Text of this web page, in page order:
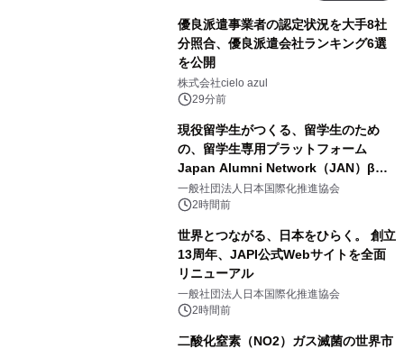
優良派遣事業者の認定状況を大手8社
分照合、優良派遣会社ランキング6選
を公開
株式会社cielo azul
29分前
現役留学生がつくる、留学生のため
の、留学生専用プラットフォーム
Japan Alumni Network（JAN）β版
をリリース
一般社団法人日本国際化推進協会
2時間前
世界とつながる、日本をひらく。 創立
13周年、JAPI公式Webサイトを全面
リニューアル
一般社団法人日本国際化推進協会
2時間前
二酸化窒素（NO2）ガス滅菌の世界市